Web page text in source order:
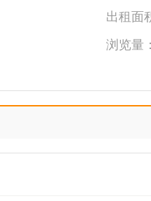
出租面
浏览量：